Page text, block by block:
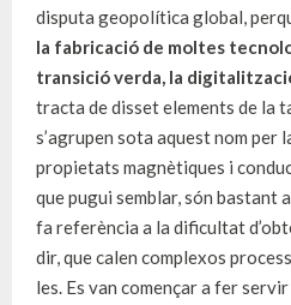
disputa geopolítica global,
la fabricació de moltes
transició verda, la
tracta de disset elements de la
s’agrupen sota aquest nom per
propietats magnètiques i
que pugui semblar, són bastant
fa referència a la dificultat
dir, que calen complexos
les. Es van començar a fer